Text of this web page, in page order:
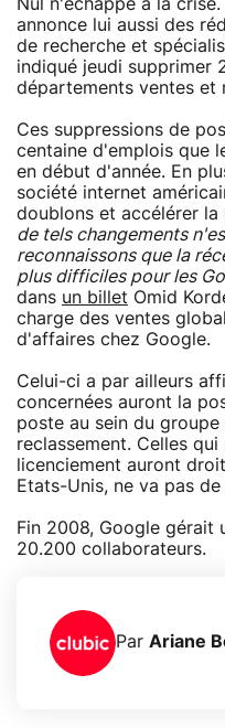
Nul n'échappe à la
annonce lui aussi des
de recherche et
indiqué jeudi supprimer
départements ventes et
Ces suppressions de
centaine d'emplois que
en début d'année. En
société internet
doublons et accélérer la
de tels changements
reconnaissons que la
plus difficiles pour les
dans un billet Omid
charge des ventes
d'affaires chez Google.
Celui-ci a par ailleurs
concernées auront la
poste au sein du
reclassement. Celles
licenciement auront
Etats-Unis, ne va pas de
Fin 2008, Google
20.200 collaborateurs.
Par Ariane